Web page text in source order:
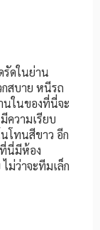
รัดในย่าน
กสบาย หนีรถ
นในของที่นี่จะ
ความเรียบ
โทนสีขาว อีก
นี่มีห้อง
ม่ว่าจะทีมเล็ก